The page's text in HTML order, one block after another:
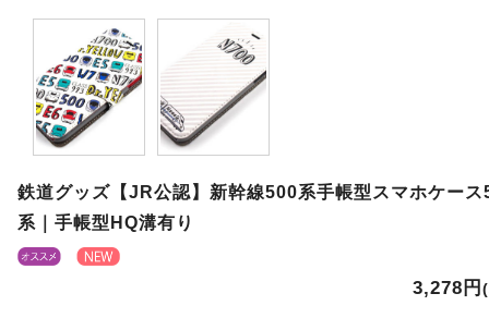
鉄道グッズ【JR公認】新幹線500系手帳型スマホケース
系｜手帳型HQ溝有り
3,278円